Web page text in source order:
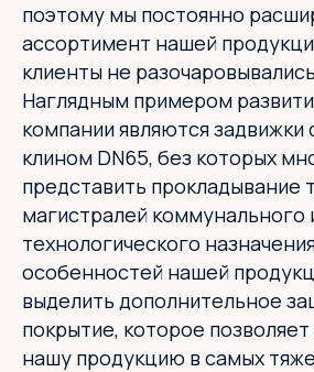
поэтому мы постоянно
ассортимент нашей
клиенты не
Наглядным примером
компании являются
клином DN65, без которых
представить прокладывание
магистралей коммунального
технологического
особенностей нашей
выделить дополнительное
покрытие, которое
нашу продукцию в самых